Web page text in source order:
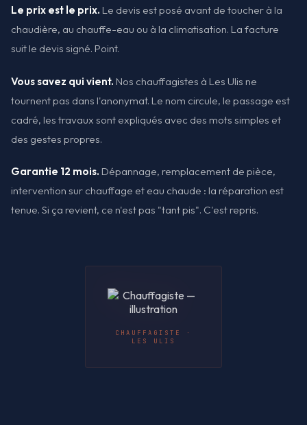
Le prix est le prix. Le devis est posé avant de toucher à la
chaudière, au chauffe-eau ou à la climatisation. La facture
suit le devis signé. Point.
Vous savez qui vient. Nos chauffagistes à Les Ulis ne
tournent pas dans l'anonymat. Le nom circule, le passage est
cadré, les travaux sont expliqués avec des mots simples et
des gestes propres.
Garantie 12 mois. Dépannage, remplacement de pièce,
intervention sur chauffage et eau chaude : la réparation est
tenue. Si ça revient, ce n'est pas "tant pis". C'est repris.
CHAUFFAGISTE ·
LES ULIS